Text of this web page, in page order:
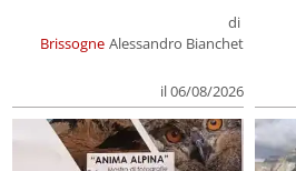
Brissogne
di
Alessandro Bianchet
il 06/08/2026